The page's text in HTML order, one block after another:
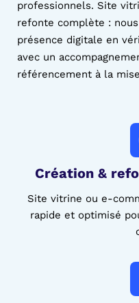
professionnels. Site
refonte complète :
présence digitale en
avec un
référencement à la
Création &
Site vitrine ou e-
rapide et optimisé